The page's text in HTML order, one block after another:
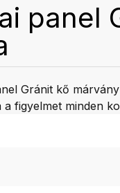
panel
Gránit kő
a figyelmet minden